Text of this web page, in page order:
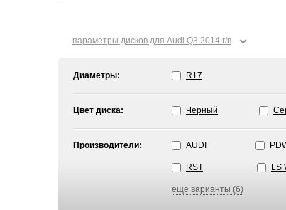
параметры дисков для Audi Q3 2014 г/в ⌄
Диаметры: R17
Цвет диска: Черный
Производители: AUDI
RST LS
еще варианты (6)